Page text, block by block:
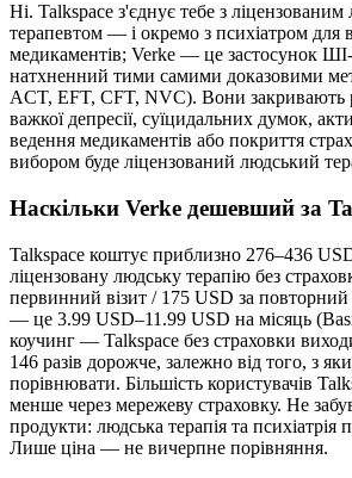
Ні. Talkspace з'єднує тебе з
терапевтом — і окремо з психіатром для
медикаментів; Verke — це застосунок
натхненний тими самими доказовими
ACT, EFT, CFT, NVC). Вони закривають
важкої депресії, суїцидальних думок,
ведення медикаментів або покриття
вибором буде ліцензований людський
Наскільки Verke дешевший за
Talkspace коштує приблизно 276–436
ліцензовану людську терапію без
первинний візит / 175 USD за повторний
— це 3.99 USD–11.99 USD на місяць
коучинг — Talkspace без страховки
146 разів дорожче, залежно від того, з
порівнювати. Більшість користувачів
менше через мережеву страховку. Не
продукти: людська терапія та психіатрія
Лише ціна — не вичерпне порівняння.